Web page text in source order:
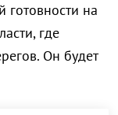
на
где
Он будет